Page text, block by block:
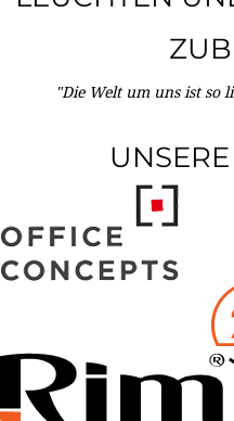
"Die Welt um uns ist so